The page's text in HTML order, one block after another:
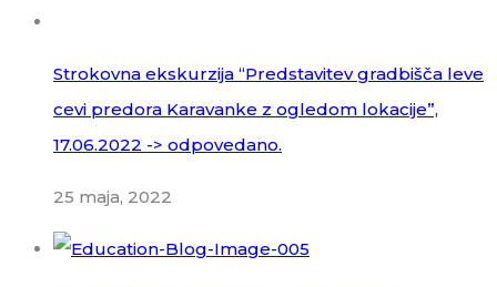
Strokovna ekskurzija “Predstavitev gradbišča leve
cevi predora Karavanke z ogledom lokacije”,
17.06.2022 -> odpovedano.
25 maja, 2022